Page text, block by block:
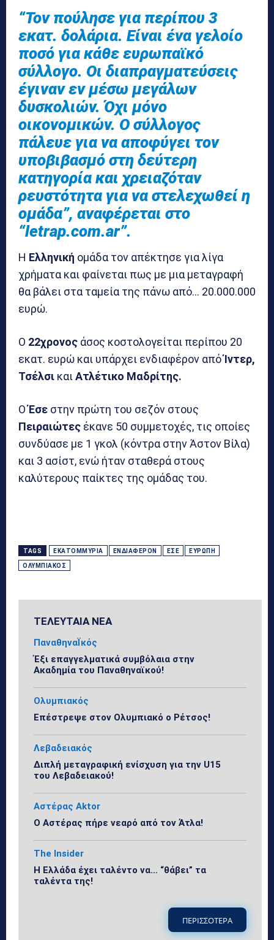
“Τον πούλησε για περίπου 3
εκατ. δολάρια. Είναι ένα γελοίο
ποσό για κάθε ευρωπαϊκό
σύλλογο. Οι διαπραγματεύσεις
έγιναν εν μέσω μεγάλων
δυσκολιών. Όχι μόνο
οικονομικών. Ο σύλλογος
πάλευε για να αποφύγει τον
υποβιβασμό στη δεύτερη
κατηγορία και χρειαζόταν
ρευστότητα για να στελεχωθεί η
ομάδα”, αναφέρεται στο
“letrap.com.ar”.
Η Ελληνική ομάδα τον απέκτησε για λίγα
χρήματα και φαίνεται πως με μια μεταγραφή
θα βάλει στα ταμεία της πάνω από… 20.000.000
ευρώ.
Ο 22χρονος άσος κοστολογείται περίπου 20
εκατ. ευρώ και υπάρχει ενδιαφέρον απόΊντερ,
Τσέλσι καιΑτλέτικο Μαδρίτης.
ΟΈσε στην πρώτη του σεζόν στους
Πειραιώτες έκανε 50 συμμετοχές, τις οποίες
συνδύασε με 1 γκολ (κόντρα στην Άστον Βίλα)
και 3 ασίστ, ενώ ήταν σταθερά στους
καλύτερους παίκτες της ομάδας του.
TAGS ΕΚΑΤΟΜΜΎΡΙΑ ΕΝΔΙΑΦΈΡΟΝ ΈΣΕ ΕΥΡΏΠΗ
ΟΛΥΜΠΙΑΚΌΣ
ΤΕΛΕΥΤΑΙΑ ΝΕΑ
ΠαναθηναΪκός
Έξι επαγγελματικά συμβόλαια στην
Ακαδημία του Παναθηναϊκού!
Ολυμπιακός
Επέστρεψε στον Ολυμπιακό ο Ρέτσος!
Λεβαδειακός
Διπλή μεταγραφική ενίσχυση για την U15
του Λεβαδειακού!
Αστέρας Aktor
Ο Αστέρας πήρε νεαρό από τον Άτλα!
The Insider
Η Ελλάδα έχει ταλέντο να… “θάβει” τα
ταλέντα της!
ΠΕΡΙΣΣΟΤΕΡΑ